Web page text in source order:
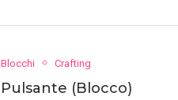
Blocchi Crafting
Pulsante (Blocco)